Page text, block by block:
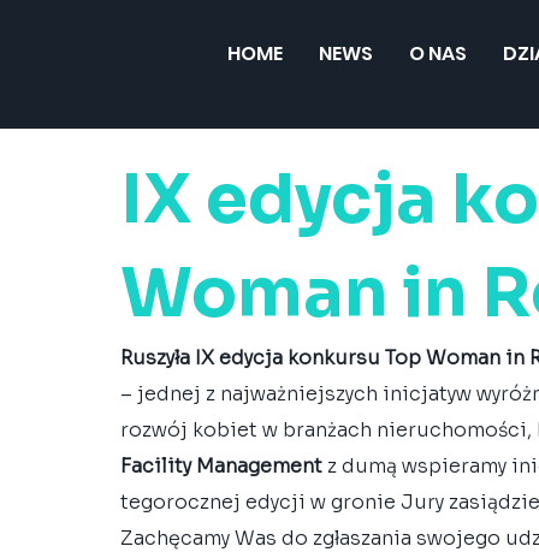
HOME NEWS O NAS
IX edycja
Woman in
Ruszyła IX edycja konkursu Top Woman
– jednej z najważniejszych inicjatyw
rozwój kobiet w branżach
Facility Management z dumą wspieramy
tegorocznej edycji w gronie Jury
Zachęcamy Was do zgłaszania swojego